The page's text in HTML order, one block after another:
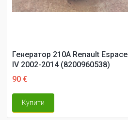
Генератор 210A Renault Espace
IV 2002-2014 (8200960538)
90 €
Купити